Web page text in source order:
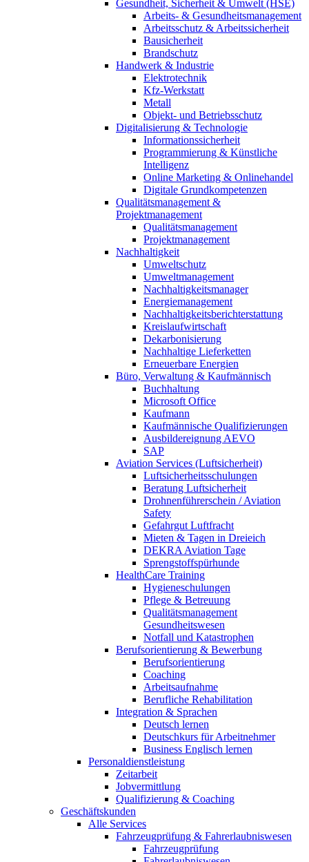
Gesundheit, Sicherheit & Umwelt (HSE)
Arbeits- & Gesundheitsmanagement
Arbeitsschutz & Arbeitssicherheit
Bausicherheit
Brandschutz
Handwerk & Industrie
Elektrotechnik
Kfz-Werkstatt
Metall
Objekt- und Betriebsschutz
Digitalisierung & Technologie
Informationssicherheit
Programmierung & Künstliche
Intelligenz
Online Marketing & Onlinehandel
Digitale Grundkompetenzen
Qualitätsmanagement &
Projektmanagement
Qualitätsmanagement
Projektmanagement
Nachhaltigkeit
Umweltschutz
Umweltmanagement
Nachhaltigkeitsmanager
Energiemanagement
Nachhaltigkeitsberichterstattung
Kreislaufwirtschaft
Dekarbonisierung
Nachhaltige Lieferketten
Erneuerbare Energien
Büro, Verwaltung & Kaufmännisch
Buchhaltung
Microsoft Office
Kaufmann
Kaufmännische Qualifizierungen
Ausbildereignung AEVO
SAP
Aviation Services (Luftsicherheit)
Luftsicherheitsschulungen
Beratung Luftsicherheit
Drohnenführerschein / Aviation
Safety
Gefahrgut Luftfracht
Mieten & Tagen in Dreieich
DEKRA Aviation Tage
Sprengstoffspürhunde
HealthCare Training
Hygieneschulungen
Pflege & Betreuung
Qualitätsmanagement
Gesundheitswesen
Notfall und Katastrophen
Berufsorientierung & Bewerbung
Berufsorientierung
Coaching
Arbeitsaufnahme
Berufliche Rehabilitation
Integration & Sprachen
Deutsch lernen
Deutschkurs für Arbeitnehmer
Business Englisch lernen
Personaldienstleistung
Zeitarbeit
Jobvermittlung
Qualifizierung & Coaching
Geschäftskunden
Alle Services
Fahrzeugprüfung & Fahrerlaubniswesen
Fahrzeugprüfung